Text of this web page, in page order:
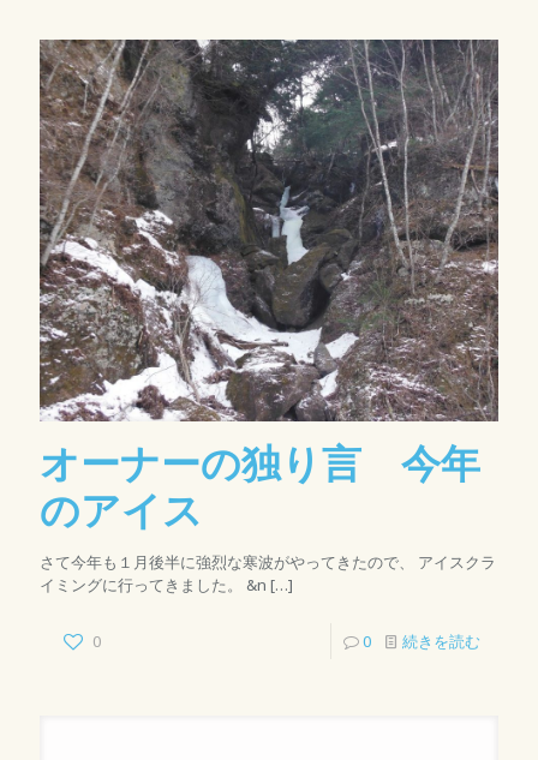
オーナーの独り言 今年
のアイス
さて今年も１月後半に強烈な寒波がやってきたので、 アイスクラ
イミングに行ってきました。 &n […]
0 0 続きを読む